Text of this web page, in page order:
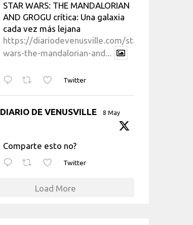
STAR WARS: THE MANDALORIAN
AND GROGU crítica: Una galaxia
cada vez más lejana
https://diariodevenusville.com/star-
wars-the-mandalorian-and...
Twitter
DIARIO DE VENUSVILLE 8 May
Comparte esto no?
Twitter
Load More